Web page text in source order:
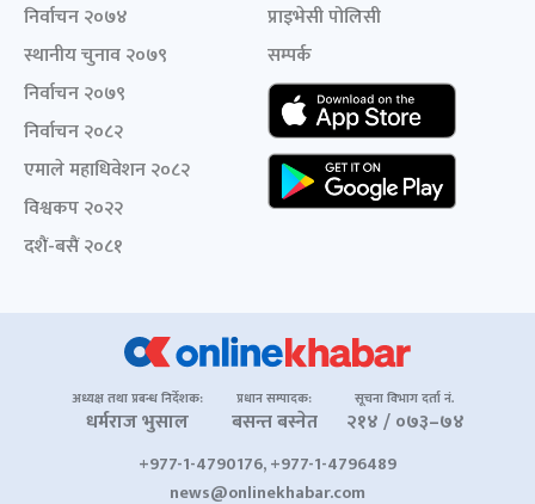
निर्वाचन २०७४
स्थानीय चुनाव २०७९
निर्वाचन २०७९
निर्वाचन २०८२
एमाले महाधिवेशन २०८२
विश्वकप २०२२
दशैं-बसैं २०८१
प्राइभेसी पोलिसी
सम्पर्क
अध्यक्ष तथा प्रबन्ध निर्देशक:
धर्मराज भुसाल
प्रधान सम्पादक:
बसन्त बस्नेत
सूचना विभाग दर्ता नं.
२१४ / ०७३–७४
+977-1-4790176, +977-1-4796489
news@onlinekhabar.com